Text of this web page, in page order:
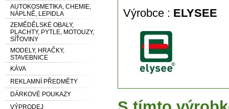
AUTOKOSMETIKA, CHEMIE,
NÁPLNĚ, LEPIDLA
ZEMĚDĚLSKÉ OBALY,
PLACHTY, PYTLE, MOTOUZY,
SÍŤOVINY
MODELY, HRAČKY,
STAVEBNICE
KÁVA
REKLAMNÍ PŘEDMĚTY
DÁRKOVÉ POUKAZY
VÝPRODEJ
Výrobce : ELYSEE